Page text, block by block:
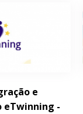
e
eTwinning -